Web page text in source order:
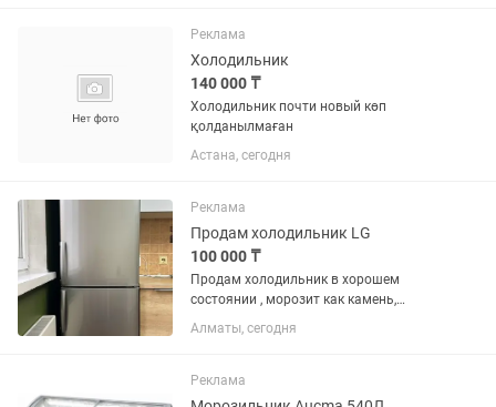
уместен
Реклама
Холодильник
140 000 ₸
Холодильник почти новый көп
қолданылмаған
Астана, сегодня
Реклама
Продам холодильник LG
100 000 ₸
Продам холодильник в хорошем
состоянии , морозит как камень,
продукты не портятся, вместительный.
Только самовывоз
Алматы, сегодня
Реклама